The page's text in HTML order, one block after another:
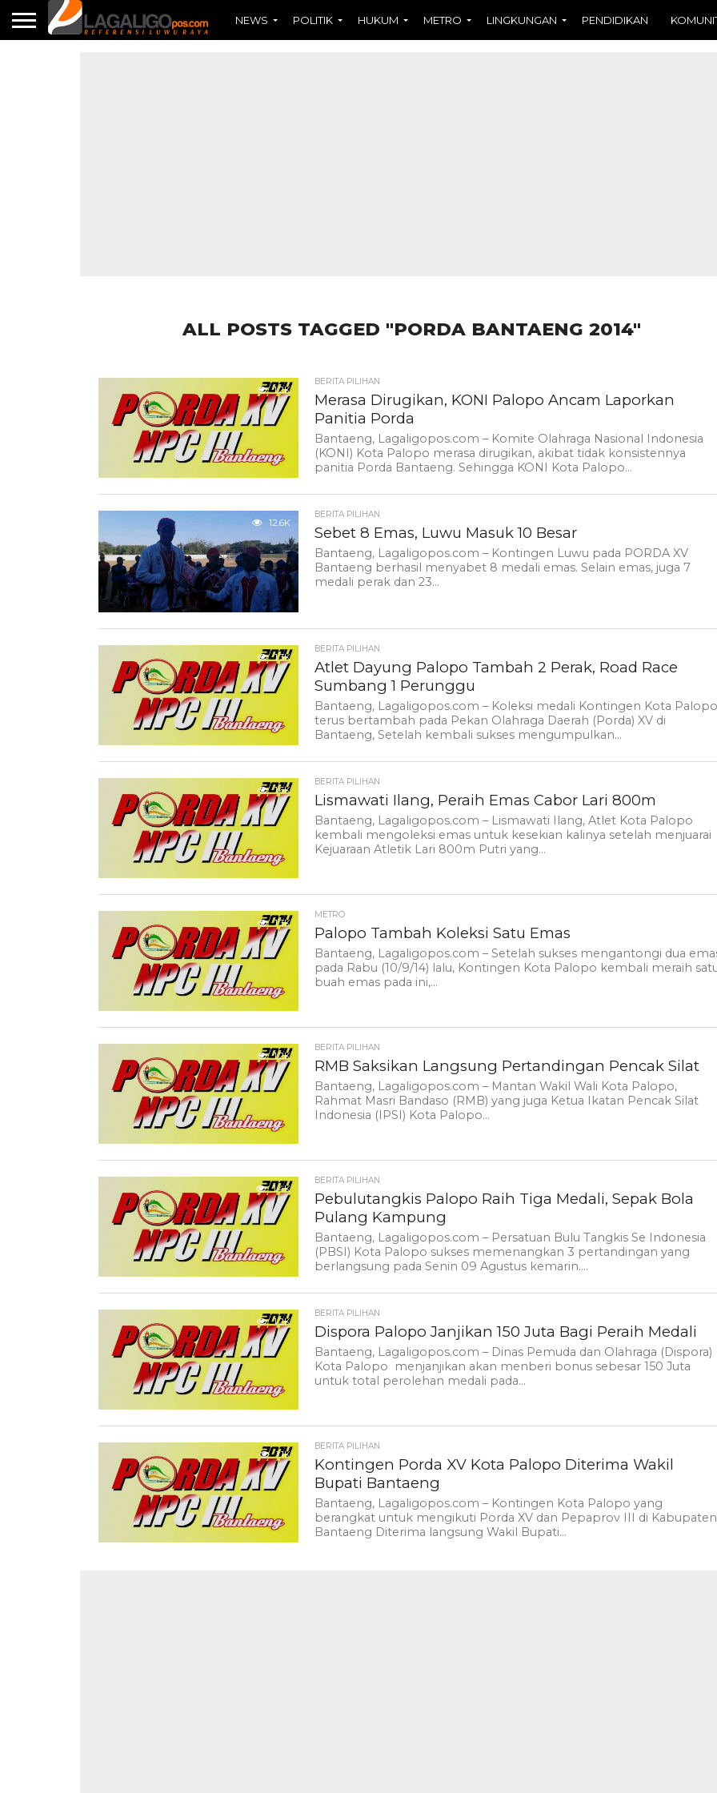
NEWS POLITIK HUKUM METRO LINGKUNGAN PENDIDIKAN
ALL POSTS TAGGED "PORDA BANTAENG 2014"
1.2K
BERITA PILIHAN
Merasa Dirugikan, KONI Palopo Ancam Laporkan
Panitia Porda
Bantaeng, Lagaligopos.com – Komite Olahraga Nasional Indonesia
(KONI) Kota Palopo merasa dirugikan, akibat tidak konsistennya
panitia Porda Bantaeng. Sehingga KONI Kota Palopo...
12.6K
BERITA PILIHAN
Sebet 8 Emas, Luwu Masuk 10 Besar
Bantaeng, Lagaligopos.com – Kontingen Luwu pada PORDA XV
Bantaeng berhasil menyabet 8 medali emas. Selain emas, juga 7
medali perak dan 23...
1.3K
BERITA PILIHAN
Atlet Dayung Palopo Tambah 2 Perak, Road Race
Sumbang 1 Perunggu
Bantaeng, Lagaligopos.com – Koleksi medali Kontingen Kota
terus bertambah pada Pekan Olahraga Daerah (Porda) XV di
Bantaeng, Setelah kembali sukses mengumpulkan...
1.6K
BERITA PILIHAN
Lismawati Ilang, Peraih Emas Cabor Lari 800m
Bantaeng, Lagaligopos.com – Lismawati Ilang, Atlet Kota Palopo
kembali mengoleksi emas untuk kesekian kalinya setelah menjuarai
Kejuaraan Atletik Lari 800m Putri yang...
1.3K
METRO
Palopo Tambah Koleksi Satu Emas
Bantaeng, Lagaligopos.com – Setelah sukses mengantongi dua
pada Rabu (10/9/14) lalu, Kontingen Kota Palopo kembali meraih
buah emas pada ini,...
1.2K
BERITA PILIHAN
RMB Saksikan Langsung Pertandingan Pencak Silat
Bantaeng, Lagaligopos.com – Mantan Wakil Wali Kota Palopo,
Rahmat Masri Bandaso (RMB) yang juga Ketua Ikatan Pencak Silat
Indonesia (IPSI) Kota Palopo...
1.4K
BERITA PILIHAN
Pebulutangkis Palopo Raih Tiga Medali, Sepak Bola
Pulang Kampung
Bantaeng, Lagaligopos.com – Persatuan Bulu Tangkis Se Indonesia
(PBSI) Kota Palopo sukses memenangkan 3 pertandingan yang
berlangsung pada Senin 09 Agustus kemarin....
1.2K
BERITA PILIHAN
Dispora Palopo Janjikan 150 Juta Bagi Peraih Medali
Bantaeng, Lagaligopos.com – Dinas Pemuda dan Olahraga (Dispora)
Kota Palopo menjanjikan akan menberi bonus sebesar 150 Juta
untuk total perolehan medali pada...
1.1K
BERITA PILIHAN
Kontingen Porda XV Kota Palopo Diterima Wakil
Bupati Bantaeng
Bantaeng, Lagaligopos.com – Kontingen Kota Palopo yang
berangkat untuk mengikuti Porda XV dan Pepaprov III di Kabupaten
Bantaeng Diterima langsung Wakil Bupati...